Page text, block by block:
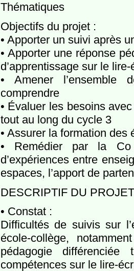
Thématiques
Objectifs du projet :
• Apporter un suivi après
• Apporter une réponse
d’apprentissage sur le
• Amener l’ensemble
comprendre
• Évaluer les besoins
tout au long du cycle 3
• Assurer la formation des
• Remédier par la Co
d’expériences entre
espaces, l’apport de
DESCRIPTIF DU PROJET
• Constat :
Difficultés de suivis sur
école-collège,
pédagogie
compétences sur le lire-